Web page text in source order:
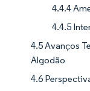
4.4.4
4.4.5
4.5 Avanços
Algodão
4.6